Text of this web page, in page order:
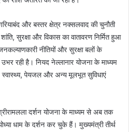
और बस्तर क्षेत्र नक्सलवाद की चुनौती
सुरक्षा और विकास का वातावरण निर्मित हुआ
नीतियों और सुरक्षा बलों के
रही है। नियद नेल्लानार योजना के माध्यम
स्वास्थ्य, पेयजल और अन्य मूलभूत सुविधाएं
दर्शन योजना के माध्यम से अब तक
धाम के दर्शन कर चुके हैं। मुख्यमंत्री तीर्थ